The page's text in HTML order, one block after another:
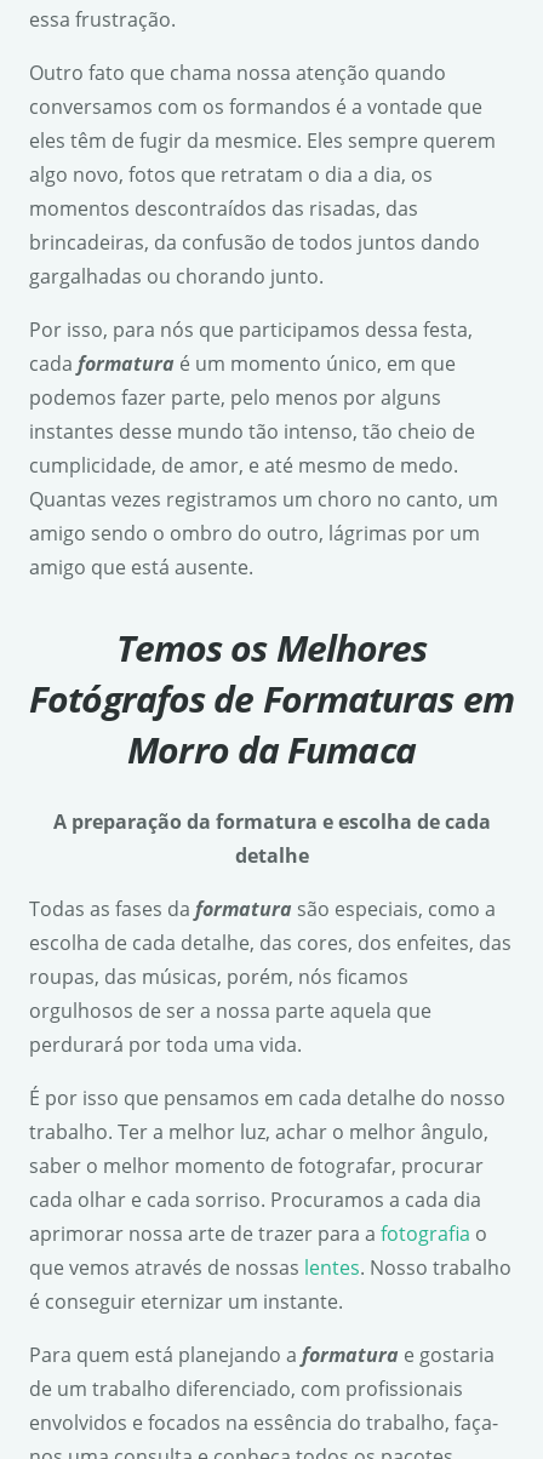
essa frustração.
Outro fato que chama nossa atenção quando
conversamos com os formandos é a vontade que
eles têm de fugir da mesmice. Eles sempre querem
algo novo, fotos que retratam o dia a dia, os
momentos descontraídos das risadas, das
brincadeiras, da confusão de todos juntos dando
gargalhadas ou chorando junto.
Por isso, para nós que participamos dessa festa,
cada formatura é um momento único, em que
podemos fazer parte, pelo menos por alguns
instantes desse mundo tão intenso, tão cheio de
cumplicidade, de amor, e até mesmo de medo.
Quantas vezes registramos um choro no canto, um
amigo sendo o ombro do outro, lágrimas por um
amigo que está ausente.
Temos os Melhores
Fotógrafos de Formaturas em
Morro da Fumaca
A preparação da formatura e escolha de cada
detalhe
Todas as fases da formatura são especiais, como a
escolha de cada detalhe, das cores, dos enfeites, das
roupas, das músicas, porém, nós ficamos
orgulhosos de ser a nossa parte aquela que
perdurará por toda uma vida.
É por isso que pensamos em cada detalhe do nosso
trabalho. Ter a melhor luz, achar o melhor ângulo,
saber o melhor momento de fotografar, procurar
cada olhar e cada sorriso. Procuramos a cada dia
aprimorar nossa arte de trazer para a fotografia o
que vemos através de nossas lentes. Nosso trabalho
é conseguir eternizar um instante.
Para quem está planejando a formatura e gostaria
de um trabalho diferenciado, com profissionais
envolvidos e focados na essência do trabalho, faça-